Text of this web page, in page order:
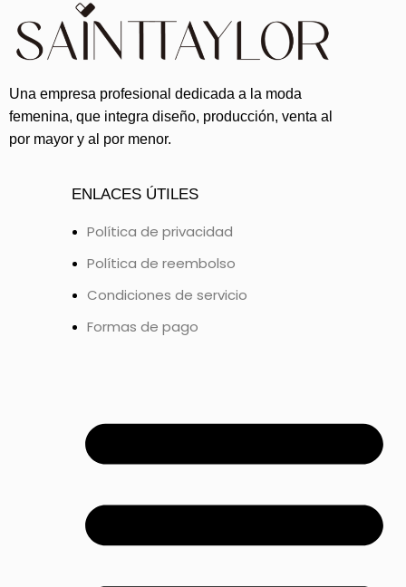
Una empresa profesional dedicada a la moda
femenina, que integra diseño, producción, venta al
por mayor y al por menor.
ENLACES ÚTILES
Política de privacidad
Política de reembolso
Condiciones de servicio
Formas de pago